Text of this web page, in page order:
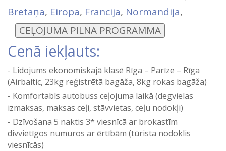
Bretaņa, Eiropa, Francija, Normandija,
Cenā iekļauts:
Lidojums ekonomiskajā klasē Rīga – Parīze – Rīga
(Airbaltic, 23kg reģistrētā bagāža, 8kg rokas bagāža)
Komfortabls autobuss ceļojuma laikā (degvielas
izmaksas, maksas ceļi, stāvvietas, ceļu nodokļi)
Dzīvošana 5 naktis 3* viesnīcā ar brokastīm
divvietīgos numuros ar ērtībām (tūrista nodoklis
viesnīcās)